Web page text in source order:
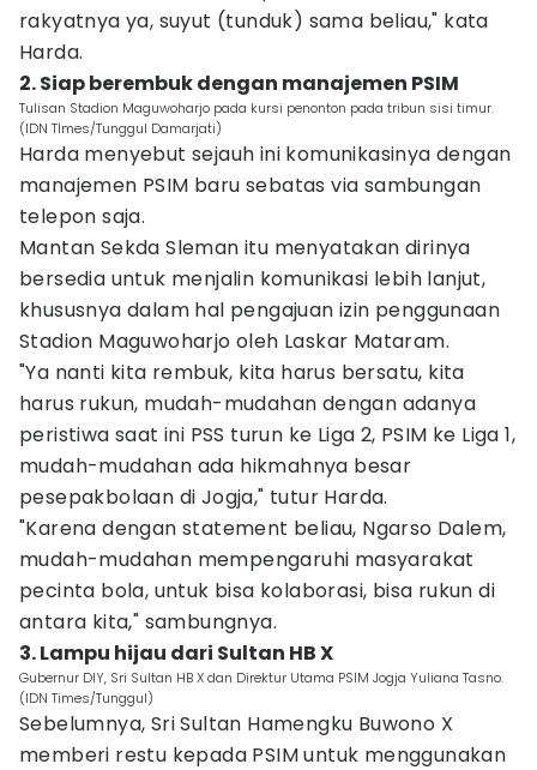
rakyatnya ya, suyut (tunduk) sama beliau," kata
Harda.
2. Siap berembuk dengan manajemen PSIM
Tulisan Stadion Maguwoharjo pada kursi penonton pada tribun sisi timur.
(IDN TImes/Tunggul Damarjati)
Harda menyebut sejauh ini komunikasinya dengan
manajemen PSIM baru sebatas via sambungan
telepon saja.
Mantan Sekda Sleman itu menyatakan dirinya
bersedia untuk menjalin komunikasi lebih lanjut,
khususnya dalam hal pengajuan izin penggunaan
Stadion Maguwoharjo oleh Laskar Mataram.
"Ya nanti kita rembuk, kita harus bersatu, kita
harus rukun, mudah-mudahan dengan adanya
peristiwa saat ini PSS turun ke Liga 2, PSIM ke Liga 1,
mudah-mudahan ada hikmahnya besar
pesepakbolaan di Jogja," tutur Harda.
"Karena dengan statement beliau, Ngarso Dalem,
mudah-mudahan mempengaruhi masyarakat
pecinta bola, untuk bisa kolaborasi, bisa rukun di
antara kita," sambungnya.
3. Lampu hijau dari Sultan HB X
Gubernur DIY, Sri Sultan HB X dan Direktur Utama PSIM Jogja Yuliana Tasno.
(IDN Times/Tunggul)
Sebelumnya, Sri Sultan Hamengku Buwono X
memberi restu kepada PSIM untuk menggunakan